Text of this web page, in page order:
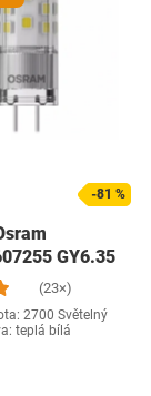
-81 %
GY6.35
(23×)
2700 Světelný
teplá bílá